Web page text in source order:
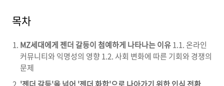
목차
MZ세대에게 젠더 갈등이 첨예하게 나타나는 이유1.1. 온라인
커뮤니티와 익명성의 영향 1.2. 사회 변화에 따른 기회와 경쟁의
문제